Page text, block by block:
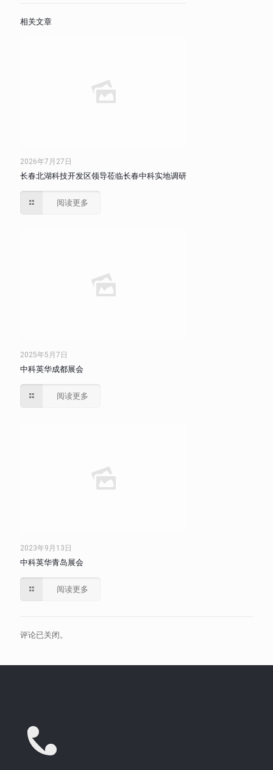
相关文章
2026年7月27日
长春北湖科技开发区领导莅临长春中科实地调研
阅读更多
2025年5月7日
中科英华成都展会
阅读更多
2023年9月13日
中科英华青岛展会
阅读更多
评论已关闭。